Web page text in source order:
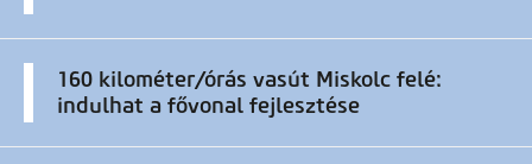
160 kilométer/órás vasút Miskolc felé:
indulhat a fővonal fejlesztése